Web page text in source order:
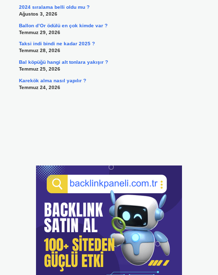
2024 sıralama belli oldu mu ?
Ağustos 3, 2026
Ballon d’Or ödülü en çok kimde var ?
Temmuz 29, 2026
Taksi indi bindi ne kadar 2025 ?
Temmuz 28, 2026
Bal köpüğü hangi alt tonlara yakışır ?
Temmuz 25, 2026
Karekök alma nasıl yapılır ?
Temmuz 24, 2026